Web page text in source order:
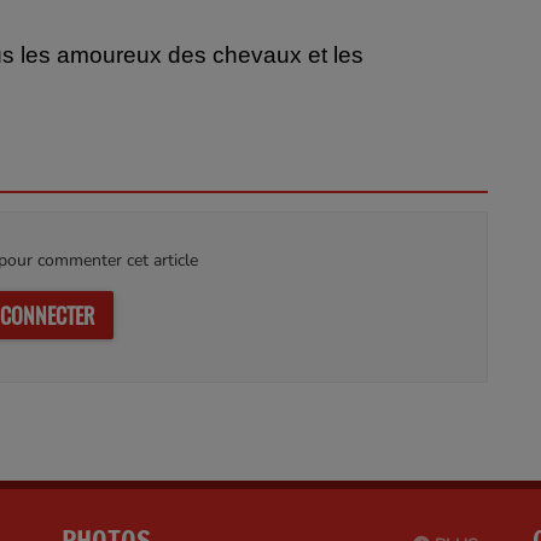
les amoureux des chevaux et les
commenter cet article